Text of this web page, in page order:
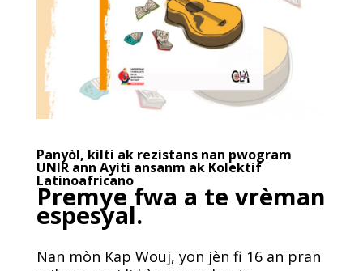
Panyòl, kilti ak rezistans nan pwogram
UNIR ann Ayiti ansanm ak Kolektif
Latinoafricano
Premye fwa a te vrèman
espesyal.
Nan mòn Kap Wouj, yon jèn fi 16 an pran